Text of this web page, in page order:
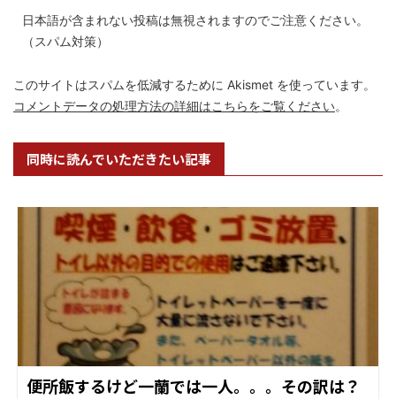
日本語が含まれない投稿は無視されますのでご注意ください。
（スパム対策）
このサイトはスパムを低減するために Akismet を使っています。
コメントデータの処理方法の詳細はこちらをご覧ください。
同時に読んでいただきたい記事
便所飯するけど一蘭では一人。。。その訳は？